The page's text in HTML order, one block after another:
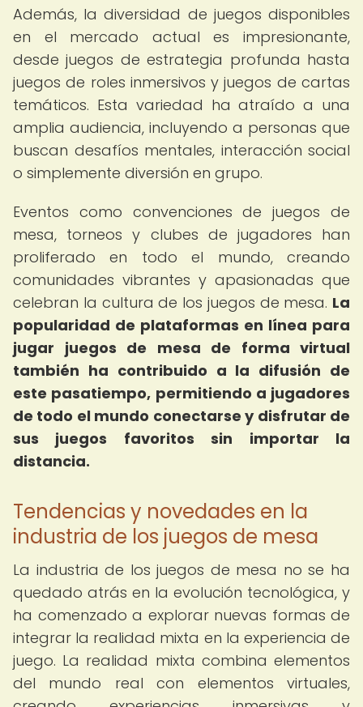
Además, la diversidad de juegos disponibles
en el mercado actual es impresionante,
desde juegos de estrategia profunda hasta
juegos de roles inmersivos y juegos de cartas
temáticos. Esta variedad ha atraído a una
amplia audiencia, incluyendo a personas que
buscan desafíos mentales, interacción social
o simplemente diversión en grupo.
Eventos como convenciones de juegos de
mesa, torneos y clubes de jugadores han
proliferado en todo el mundo, creando
comunidades vibrantes y apasionadas que
celebran la cultura de los juegos de mesa. La
popularidad de plataformas en línea para
jugar juegos de mesa de forma virtual
también ha contribuido a la difusión de
este pasatiempo, permitiendo a jugadores
de todo el mundo conectarse y disfrutar de
sus juegos favoritos sin importar la
distancia.
Tendencias y novedades en la
industria de los juegos de mesa
La industria de los juegos de mesa no se ha
quedado atrás en la evolución tecnológica, y
ha comenzado a explorar nuevas formas de
integrar la realidad mixta en la experiencia de
juego. La realidad mixta combina elementos
del mundo real con elementos virtuales,